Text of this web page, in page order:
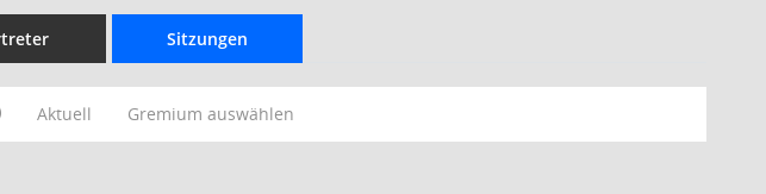
Sitzungen
Aktuell Gremium auswählen